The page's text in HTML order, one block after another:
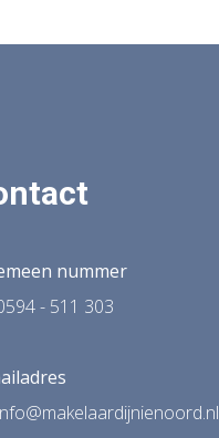
nummer
- 511 303